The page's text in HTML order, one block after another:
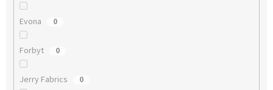
Evona 0
Forbyt 0
Jerry Fabrics 0